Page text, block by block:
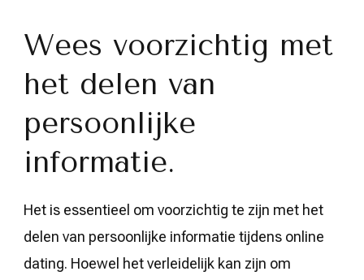
Wees voorzichtig met
het delen van
persoonlijke
informatie.
Het is essentieel om voorzichtig te zijn met het
delen van persoonlijke informatie tijdens online
dating. Hoewel het verleidelijk kan zijn om